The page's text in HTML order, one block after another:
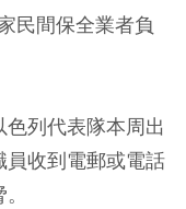
民間保全業者負
列代表隊本周出
收到電郵或電話